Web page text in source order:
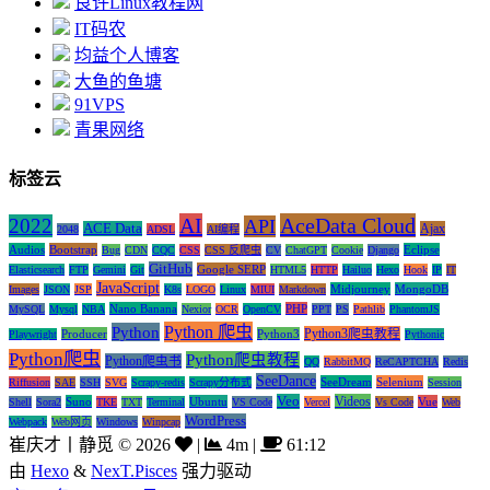
IT码农
均益个人博客
大鱼的鱼塘
91VPS
青果网络
标签云
2022 2048 ACE Data ADSL AI AI编程 API AceData Cloud Ajax
Audios Bootstrap Bug CDN CQC CSS CSS 反爬虫 CV ChatGPT Cookie Django Eclipse
Elasticsearch FTP Gemini Git GitHub Google SERP HTML5 HTTP Hailuo Hexo Hook IP IT
Images JSON JSP JavaScript K8s LOGO Linux MIUI Markdown Midjourney MongoDB
MySQL Mysql NBA Nano Banana Nexior OCR OpenCV PHP PPT PS Pathlib PhantomJS
Playwright Producer Python Python 爬虫 Python3 Python3爬虫教程 Pythonic
Python爬虫 Python爬虫书 Python爬虫教程 QQ RabbitMQ ReCAPTCHA Redis
Riffusion SAE SSH SVG Scrapy-redis Scrapy分布式 SeeDance SeeDream Selenium Session
Shell Sora2 Suno TKE TXT Terminal Ubuntu VS Code Veo Vercel Videos Vs Code Vue Web
Webpack Web网页 Windows Winpcap WordPress
崔庆才丨静觅 © 2026 | 4m |
61:12
由 Hexo & NexT.Pisces 强力驱动